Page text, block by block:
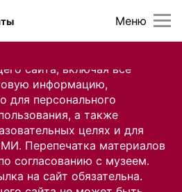
сайта, включая все
информацию,
для персонального
а также
целях и для
Перепечатка материалов
согласованию с музеем.
на сайт обязательна.
Меню